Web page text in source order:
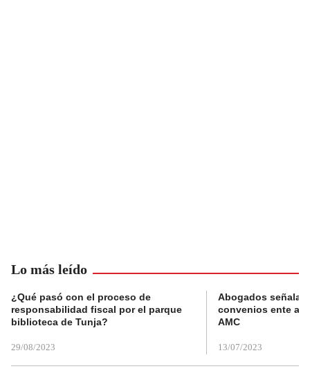
Lo más leído
¿Qué pasó con el proceso de
responsabilidad fiscal por el parque
biblioteca de Tunja?
29/08/2023
Abogados
convenios ente
AMC
13/07/2023